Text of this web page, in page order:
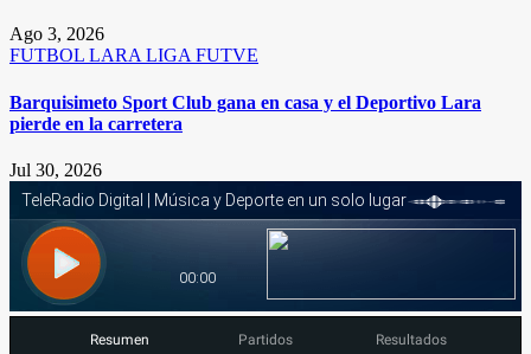
Ago 3, 2026
FUTBOL LARALIGA FUTVE
Barquisimeto Sport Club gana en casa y el Deportivo Lara
pierde en la carretera
Jul 30, 2026
Resumen Partidos Resultados